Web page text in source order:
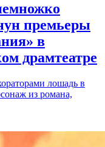
премьеры
в
драмтеатре
лошадь в
из романа,